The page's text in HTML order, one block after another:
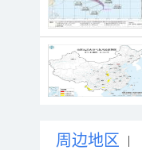
周边地区 |